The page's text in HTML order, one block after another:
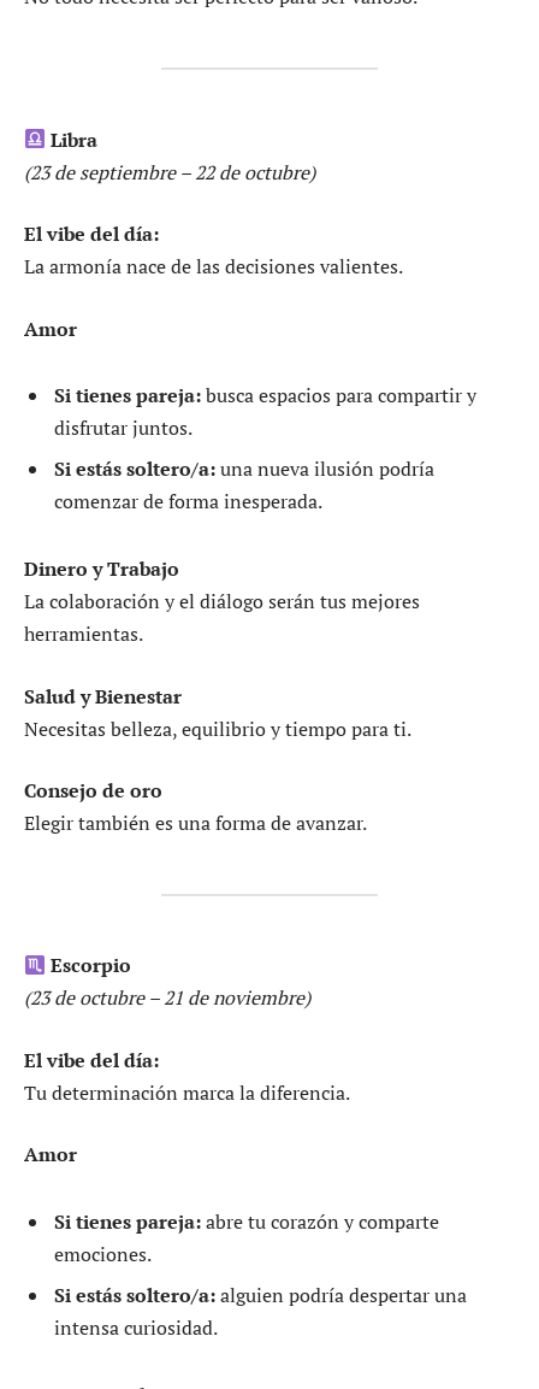
Libra
(23 de septiembre – 22 de octubre)
El vibe del día:
La armonía nace de las decisiones valientes.
Amor
Si tienes pareja:busca espacios para compartir y
disfrutar juntos.
Si estás soltero/a:una nueva ilusión podría
comenzar de forma inesperada.
Dinero y Trabajo
La colaboración y el diálogo serán tus mejores
herramientas.
Salud y Bienestar
Necesitas belleza, equilibrio y tiempo para ti.
Consejo de oro
Elegir también es una forma de avanzar.
Escorpio
(23 de octubre – 21 de noviembre)
El vibe del día:
Tu determinación marca la diferencia.
Amor
Si tienes pareja:abre tu corazón y comparte
emociones.
Si estás soltero/a:alguien podría despertar una
intensa curiosidad.